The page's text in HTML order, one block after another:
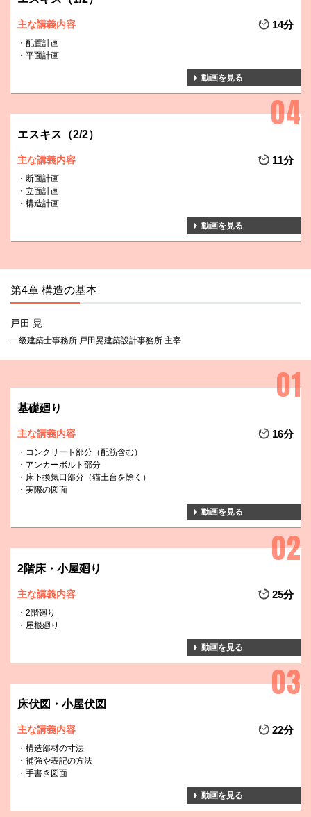
主な講義内容 14分
配置計画
平面計画
動画を見る
エスキス（2/2）
主な講義内容 11分
断面計画
立面計画
構造計画
動画を見る
第4章 構造の基本
戸田 晃
一級建築士事務所 戸田晃建築設計事務所 主宰
基礎廻り
主な講義内容 16分
コンクリート部分（配筋含む）
アンカーボルト部分
床下換気口部分（猫土台を除く）
実際の図面
動画を見る
2階床・小屋廻り
主な講義内容 25分
2階廻り
屋根廻り
動画を見る
床伏図・小屋伏図
主な講義内容 22分
構造部材の寸法
補強や表記の方法
手書き図面
動画を見る